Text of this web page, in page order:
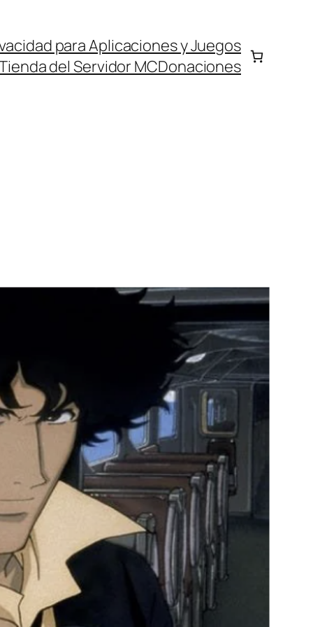
para Aplicaciones y Juegos
del Servidor MCDonaciones